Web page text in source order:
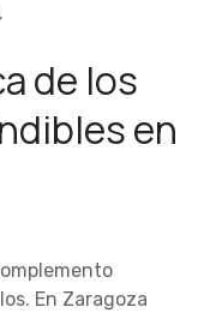
de los
en
En Zaragoza